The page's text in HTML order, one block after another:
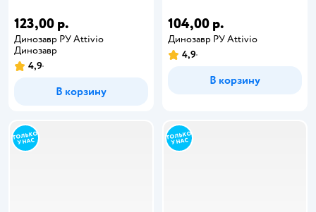
123,00 р.
Динозавр РУ Attivio
Динозавр
4,9
В корзину
104,00 р.
Динозавр РУ Attivio
4,9
В корзину